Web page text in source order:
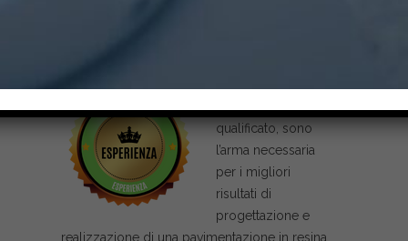
qualificato, sono
l’arma necessaria
per i migliori
risultati di
progettazione e
realizzazione di una pavimentazione in resina.